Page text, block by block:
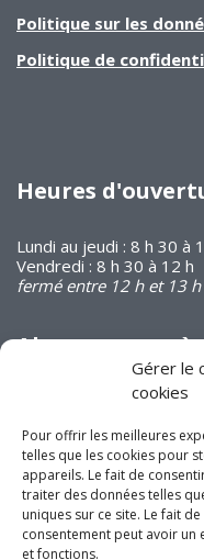
Gérer le
cookies
Pour offrir les meilleures
telles que les cookies pour
appareils. Le fait de
traiter des données telles
uniques sur ce site. Le fait
consentement peut avoir un
et fonctions.
Politique sur les
Politique de
Heures
Lundi au jeudi : 8 h 30 à
Vendredi : 8 h 30 à 12 h
fermé entre 12 h et 13 h
Abonnez-vous à
notre infolettre
Joignez-vous à
sur les réseaux